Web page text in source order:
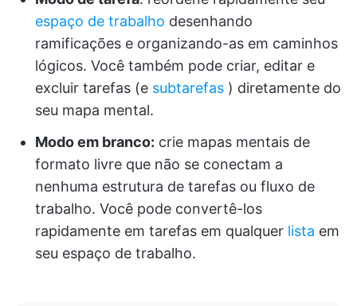
espaço de trabalho desenhando
ramificações e organizando-as em caminhos
lógicos. Você também pode criar, editar e
excluir tarefas (e subtarefas ) diretamente do
seu mapa mental.
Modo em branco: crie mapas mentais de
formato livre que não se conectam a
nenhuma estrutura de tarefas ou fluxo de
trabalho. Você pode convertê-los
rapidamente em tarefas em qualquer lista em
seu espaço de trabalho.